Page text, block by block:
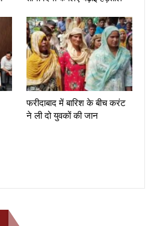
फरीदाबाद में बारिश के बीच करंट
ने ली दो युवकों की जान